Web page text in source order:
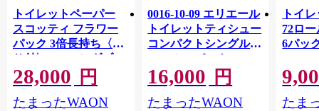
トイレットペーパー
スコッティ フラワー
パック 3倍長持ち〈香
り付〉4ロール(ダブ
ル)×12パック 日用品
最短翌日発送 [スコッ
ティ フラワーパック
28,000 円
たまったWAON
0016-10-09 エリエール
トイレットティシュー
コンパクトシングル 8
ロール×8パック 64ロ
ール 1.5倍巻 82.5m
トイレットペーパー
シングル パルプ100％
16,000 円
たまったWAON
トイ
72ロ
6パッ
FSCリ
長巻タ
100％
たま